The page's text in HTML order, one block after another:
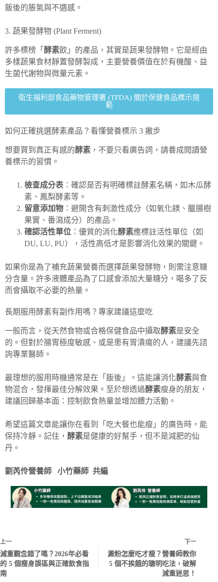
飯後的脹氣與不適感。
3. 蔬果發酵物 (Plant Ferment)
許多標榜「 酵素飲」的產品，其實是蔬果發酵物。它是經由
多樣蔬果食材靜置發酵製成，主要營養價值在於有機酸、益
生菌代謝物與微量元素。
衛生福利部食品藥物管理署 (TFDA) 關於保健食品標示規
範
如何正確挑選酵素產品？看懂營養標示 3 撇步
想要買到真正有感的酵素 ，不要只看廣告詞，請養成閱讀營
養標示的習慣。
檢查成分表 ：確認是否有明確標註酵素名稱，如木瓜酵
素、鳳梨酵素等。
留意添加物 ：避開含有刺激性成分（如氧化鎂、臘腸樹
果實、番瀉成分）的產品。
確認活性單位 ：優質的消化酵素應標註活性單位（如
DU, LU, PU），活性高低才是影響消化效果的關鍵。
如果你是為了補充蔬果營養而選擇蔬果發酵物，則需注意糖
分含量。許多液體產品為了口感會添加大量糖分，喝多了反
而會攝取不必要的熱量。
長期服用酵素有副作用嗎？專家建議這麼吃
一般而言，從天然食物或合格保健食品中攝取酵素是安全
的。但對於腸胃極度敏感、或是患有胃潰瘍的人，建議先諮
詢專業醫師。
最理想的服用時機通常是在「飯後」。這能讓消化酵素與食
物混合，發揮最佳分解效果。至於想透過酵素瘦身的朋友，
建議回歸基本面：控制飲食熱量並增加體力活動。
希望這篇文章能讓你在看到「吃大餐也能瘦」的廣告時，能
保持冷靜。記住， 酵素是健康的好幫手，但不是減肥的仙
丹。
劉芮伶營養師 小竹藥師 共編
上一
減重觀念錯了嗎？2026年必看
的 5 個瘦身誤區與正確飲食指
南
下一
澱粉怎麼吃才瘦？營養師教你
5 個不挨餓的聰明吃法，破解
減重迷思！